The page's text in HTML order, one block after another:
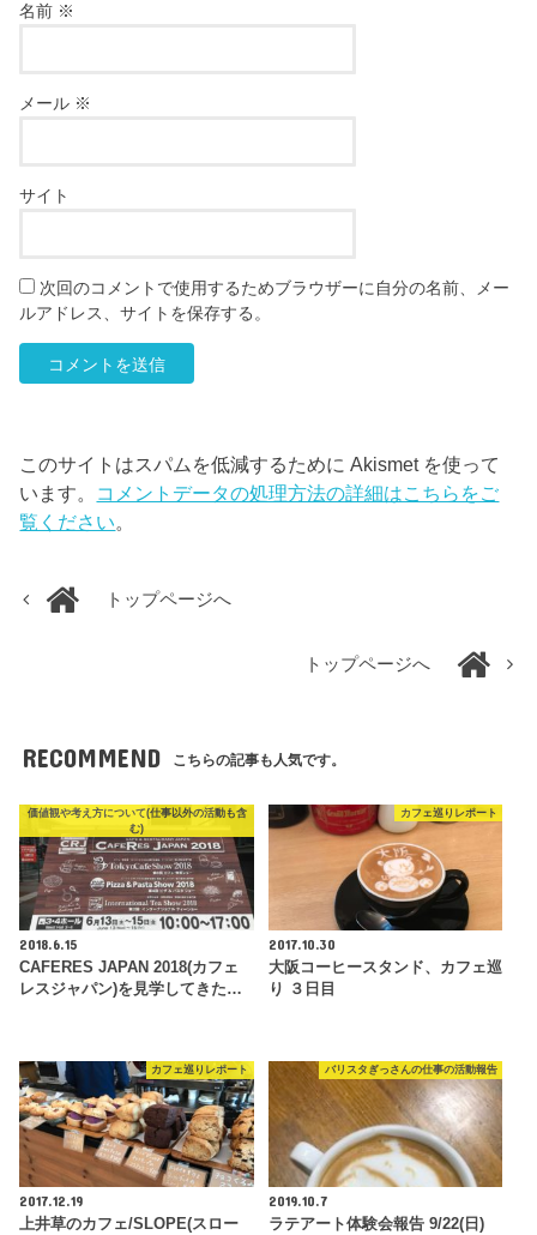
名前 ※
メール ※
サイト
次回のコメントで使用するためブラウザーに自分の名前、メー
ルアドレス、サイトを保存する。
このサイトはスパムを低減するために Akismet を使って
います。 コメントデータの処理方法の詳細はこちらをご
覧ください。
トップページへ
トップページへ
RECOMMEND こちらの記事も人気です。
価値観や考え方について(仕事以外の活動も含
む)
2018.6.15
CAFERES JAPAN 2018(カフェ
レスジャパン)を見学してきた…
カフェ巡りレポート
2017.10.30
大阪コーヒースタンド、カフェ巡
り ３日目
カフェ巡りレポート
2017.12.19
上井草のカフェ/SLOPE(スロー
バリスタぎっさんの仕事の活動報告
2019.10.7
ラテアート体験会報告 9/22(日)